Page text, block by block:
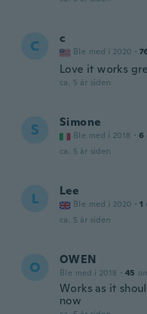
C c
Ble med i 2020 ·
Love it works
ca. 5 år siden
S Simone
Ble med i 2018 · 6
ca. 5 år siden
L Lee
Ble med i 2020 · 1
ca. 5 år siden
O OWEN
Ble med i 2018 · 45
Works as it
now